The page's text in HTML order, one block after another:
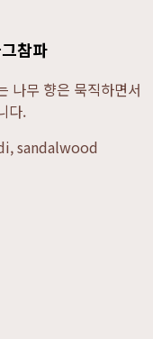
참파
나무 향은 묵직하면서
다.
sandalwood